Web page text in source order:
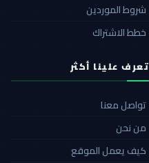
شروط الموردين
خطط الاشتراك
تعرف علينا أكثر
تواصل معنا
من نحن
كيف يعمل الموقع